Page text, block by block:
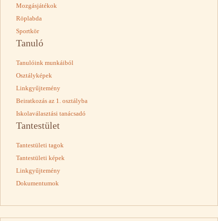
Mozgásjátékok
Röplabda
Sportkör
Tanuló
Tanulóink munkáiból
Osztályképek
Linkgyűjtemény
Beiratkozás az 1. osztályba
Iskolaválasztási tanácsadó
Tantestület
Tantestületi tagok
Tantestületi képek
Linkgyűjtemény
Dokumentumok